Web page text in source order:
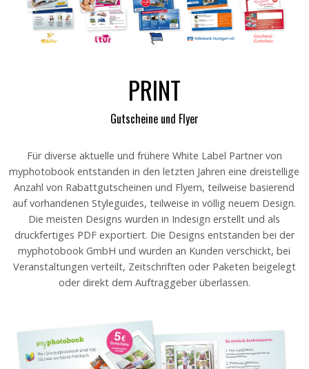
PRINT
Gutscheine und Flyer
Für diverse aktuelle und frühere White Label Partner von
myphotobook entstanden in den letzten Jahren eine dreistellige
Anzahl von Rabattgutscheinen und Flyern, teilweise basierend
auf vorhandenen Styleguides, teilweise in völlig neuem Design.
Die meisten Designs wurden in Indesign erstellt und als
druckfertiges PDF exportiert. Die Designs entstanden bei der
myphotobook GmbH und wurden an Kunden verschickt, bei
Veranstaltungen verteilt, Zeitschriften oder Paketen beigelegt
oder direkt dem Auftraggeber überlassen.